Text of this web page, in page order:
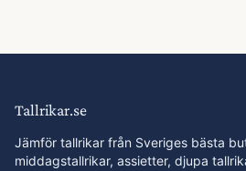
Tallrikar.se
Jämför tallrikar från Sveriges bästa
middagstallrikar, assietter, djupa